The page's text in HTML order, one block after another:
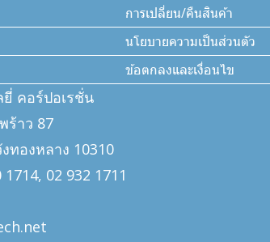
การเปลี่ยน/คืนสินค้า
นโยบายความเป็นส่วนตัว
ข้อตกลงและเงื่อนไข
คอร์ปอเรชั่น
ร้าว 87
ทองหลาง 10310
02 932 1711